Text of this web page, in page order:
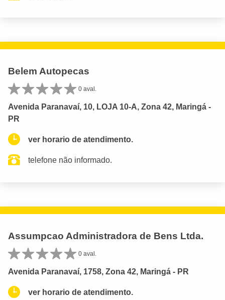
Belem Autopecas
0 aval.
Avenida Paranavaí, 10, LOJA 10-A, Zona 42, Maringá -
PR
ver horario de atendimento.
telefone não informado.
Assumpcao Administradora de Bens Ltda.
0 aval.
Avenida Paranavaí, 1758, Zona 42, Maringá - PR
ver horario de atendimento.